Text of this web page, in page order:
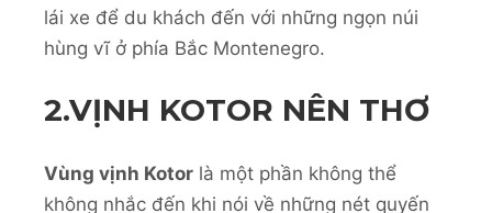
lái xe để du khách đến với những ngọn núi
hùng vĩ ở phía Bắc Montenegro.
2.VỊNH KOTOR NÊN THƠ
Vùng vịnh Kotor là một phần không thể
không nhắc đến khi nói về những nét quyến